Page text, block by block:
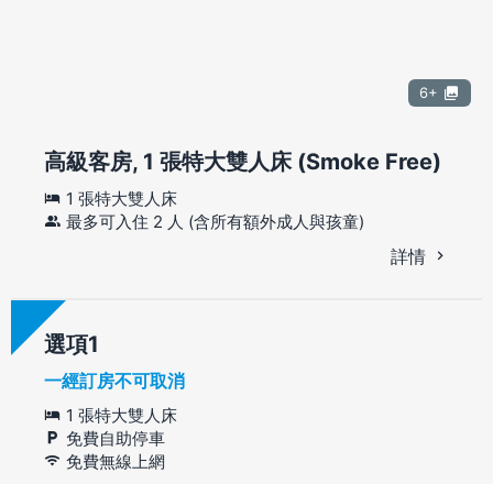
6+
高級客房, 1 張特大雙人床 (Smoke Free)
1 張特大雙人床
最多可入住 2 人 (含所有額外成人與孩童)
詳情
選項
一經訂房不可取消
1 張特大雙人床
免費自助停車
免費無線上網